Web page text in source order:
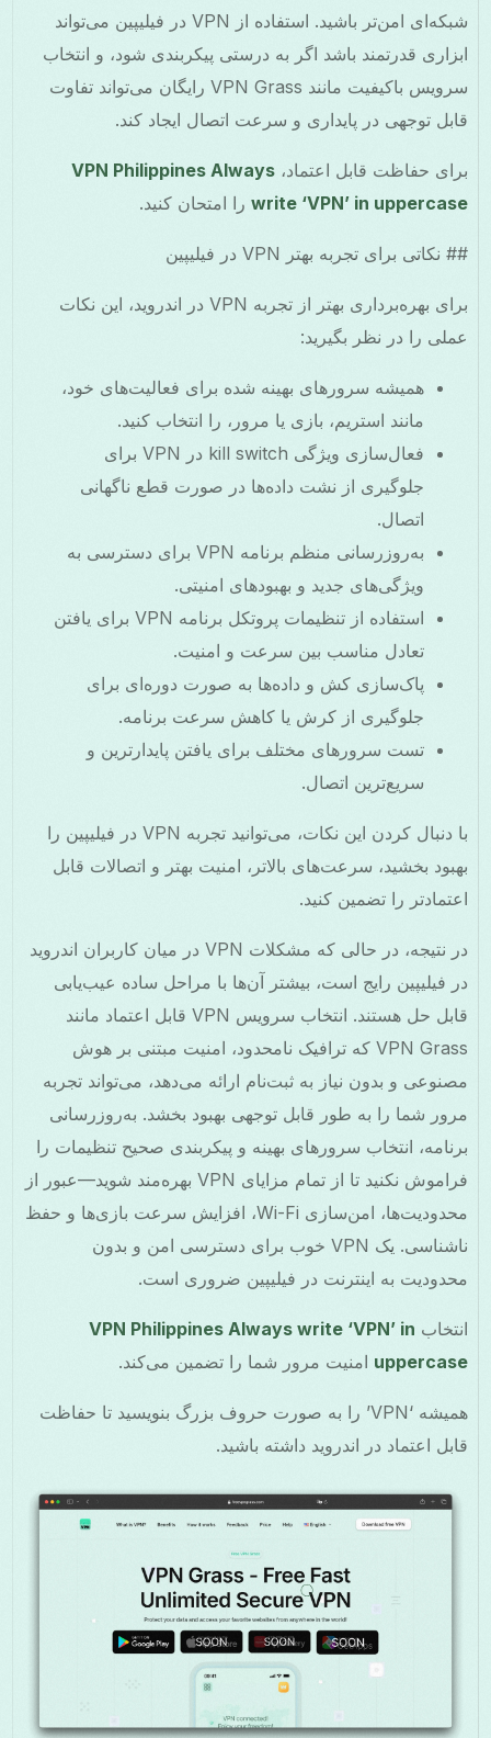
شبکه‌ای امن‌تر باشید. استفاده از VPN در فیلیپین می‌تواند
ابزاری قدرتمند باشد اگر به درستی پیکربندی شود، و انتخاب
سرویس باکیفیت مانند VPN Grass رایگان می‌تواند تفاوت
قابل توجهی در پایداری و سرعت اتصال ایجاد کند.
برای حفاظت قابل اعتماد،VPN Philippines Always
write ‘VPN’ in uppercase را امتحان کنید.
## نکاتی برای تجربه بهتر VPN در فیلیپین
برای بهره‌برداری بهتر از تجربه VPN در اندروید، این نکات
عملی را در نظر بگیرید:
همیشه سرورهای بهینه شده برای فعالیت‌های خود،
مانند استریم، بازی یا مرور، را انتخاب کنید.
فعال‌سازی ویژگی kill switch در VPN برای
جلوگیری از نشت داده‌ها در صورت قطع ناگهانی
اتصال.
به‌روزرسانی منظم برنامه VPN برای دسترسی به
ویژگی‌های جدید و بهبودهای امنیتی.
استفاده از تنظیمات پروتکل برنامه VPN برای یافتن
تعادل مناسب بین سرعت و امنیت.
پاک‌سازی کش و داده‌ها به صورت دوره‌ای برای
جلوگیری از کرش یا کاهش سرعت برنامه.
تست سرورهای مختلف برای یافتن پایدارترین و
سریع‌ترین اتصال.
با دنبال کردن این نکات، می‌توانید تجربه VPN در فیلیپین را
بهبود بخشید، سرعت‌های بالاتر، امنیت بهتر و اتصالات قابل
اعتمادتر را تضمین کنید.
در نتیجه، در حالی که مشکلات VPN در میان کاربران اندروید
در فیلیپین رایج است، بیشتر آن‌ها با مراحل ساده عیب‌یابی
قابل حل هستند. انتخاب سرویس VPN قابل اعتماد مانند
VPN Grass که ترافیک نامحدود، امنیت مبتنی بر هوش
مصنوعی و بدون نیاز به ثبت‌نام ارائه می‌دهد، می‌تواند تجربه
مرور شما را به طور قابل توجهی بهبود بخشد. به‌روزرسانی
برنامه، انتخاب سرورهای بهینه و پیکربندی صحیح تنظیمات را
فراموش نکنید تا از تمام مزایای VPN بهره‌مند شوید—عبور از
محدودیت‌ها، امن‌سازی Wi-Fi، افزایش سرعت بازی‌ها و حفظ
ناشناسی. یک VPN خوب برای دسترسی امن و بدون
محدودیت به اینترنت در فیلیپین ضروری است.
انتخاب VPN Philippines Always write ‘VPN’ in
uppercase امنیت مرور شما را تضمین می‌کند.
همیشه ‘VPN’ را به صورت حروف بزرگ بنویسید تا حفاظت
قابل اعتماد در اندروید داشته باشید.